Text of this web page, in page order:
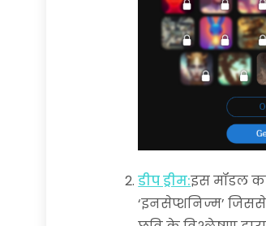
डीप ड्रीम:इस मॉडल
‘इनसेप्शनिज्म’